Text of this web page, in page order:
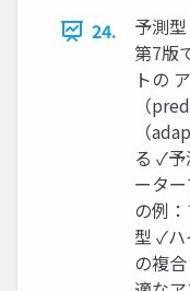
24.
予測
第7版
トの
（
（
る ✓
ータ
の例
型 ✓ハ
の複